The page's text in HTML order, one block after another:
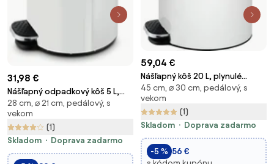
31,98 €
Nášľapný odpadkový kôš 5 L,
lakovaný biely
28 cm, ⌀ 21 cm, pedálový, s
vekom
(1)
Skladom
Doprava zadarmo
59,04 €
Nášľapný kôš 20 L, plynulé
zatváranie, lakovaný biely
45 cm, ⌀ 30 cm, pedálový, s
vekom
(1)
Skladom
Doprava zadarmo
-5 % 56 €